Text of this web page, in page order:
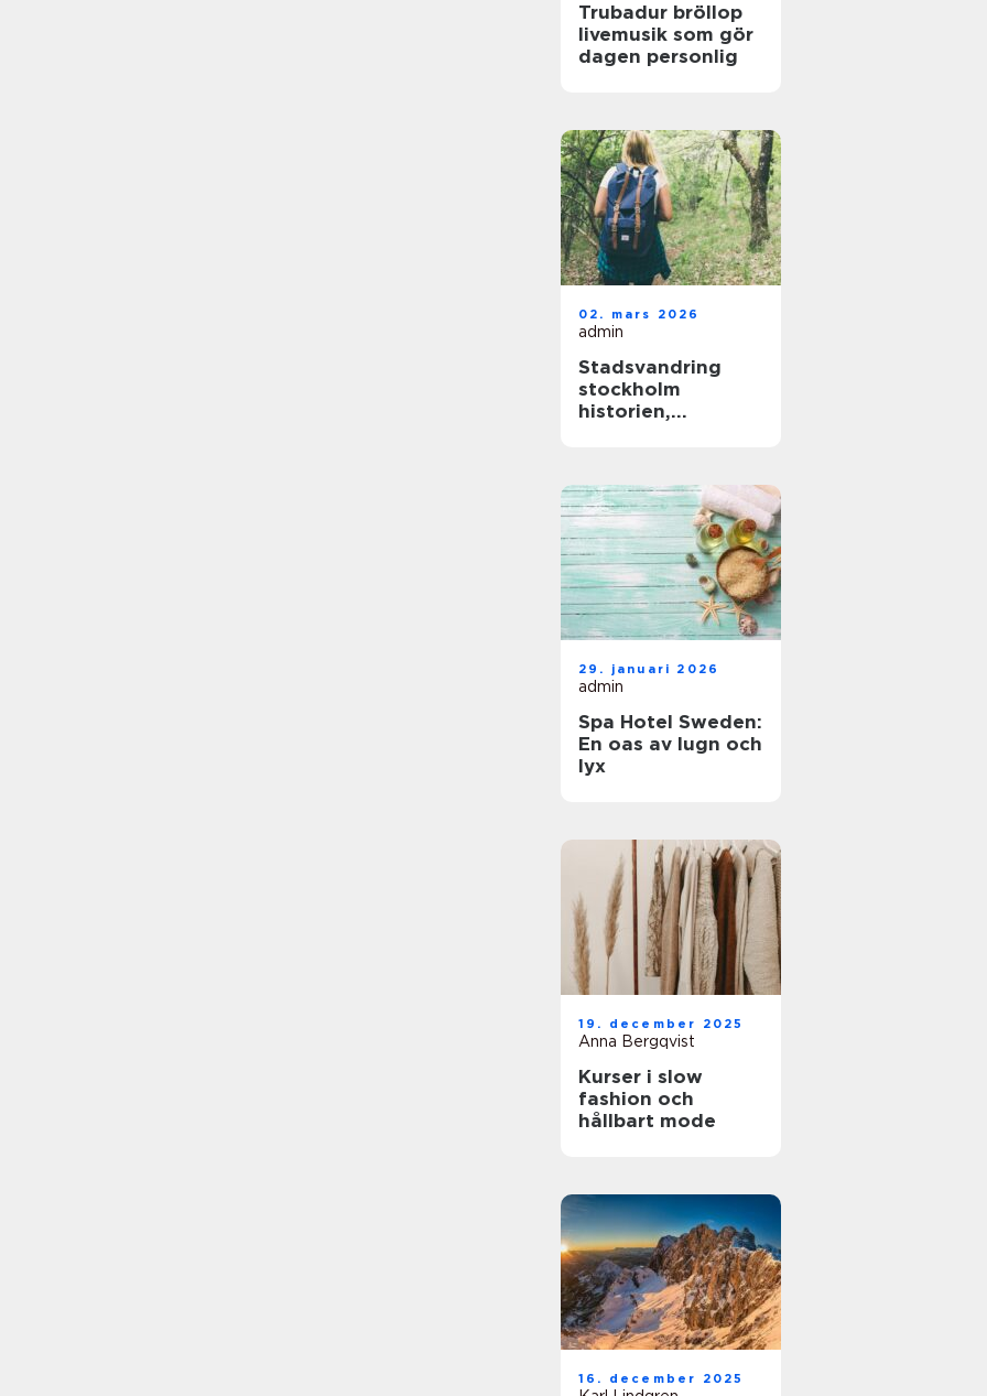
Trubadur bröllop
livemusik som gör
dagen personlig
02. mars 2026
admin
Stadsvandring
stockholm
historien,
29. januari 2026
admin
Spa Hotel Sweden:
En oas av lugn och
lyx
19. december 2025
Anna Bergqvist
Kurser i slow
fashion och
hållbart mode
16. december 2025